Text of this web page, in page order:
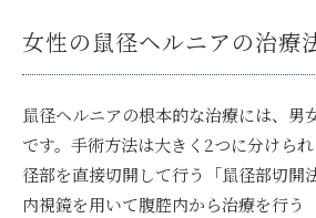
女性の鼠径ヘルニアの治療
鼠径ヘルニアの根本的な治療には、男
です。手術方法は大きく2つに分けら
径部を直接切開して行う「鼠径部切開
内視鏡を用いて腹腔内から治療を行う